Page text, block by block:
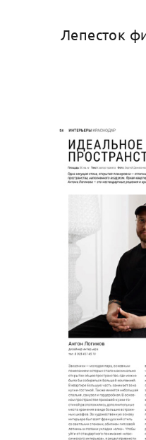
Лепесток